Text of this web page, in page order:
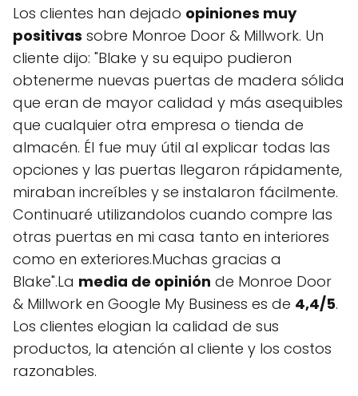
Los clientes han dejado opiniones muy
positivas sobre Monroe Door & Millwork. Un
cliente dijo: "Blake y su equipo pudieron
obtenerme nuevas puertas de madera sólida
que eran de mayor calidad y más asequibles
que cualquier otra empresa o tienda de
almacén. Él fue muy útil al explicar todas las
opciones y las puertas llegaron rápidamente,
miraban increíbles y se instalaron fácilmente.
Continuaré utilizandolos cuando compre las
otras puertas en mi casa tanto en interiores
como en exteriores.Muchas gracias a
Blake".La media de opinión de Monroe Door
& Millwork en Google My Business es de 4,4/5.
Los clientes elogian la calidad de sus
productos, la atención al cliente y los costos
razonables.